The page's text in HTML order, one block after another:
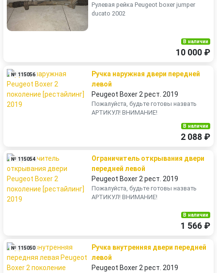
Рулевая рейка Peugeot boxer jumper
ducato 2002
В наличии
10 000 ₽
№ 115056
Ручка наружная двери передней
левой
Peugeot Boxer 2 рест. 2019
Пожалуйста, будьте готовы назвать
АРТИКУЛ! ВНИМАНИЕ!
В наличии
2 088 ₽
№ 115054
Ограничитель открывания двери
передней левой
Peugeot Boxer 2 рест. 2019
Пожалуйста, будьте готовы назвать
АРТИКУЛ! ВНИМАНИЕ!
В наличии
1 566 ₽
№ 115050
Ручка внутренняя двери передней
левой
Peugeot Boxer 2 рест. 2019